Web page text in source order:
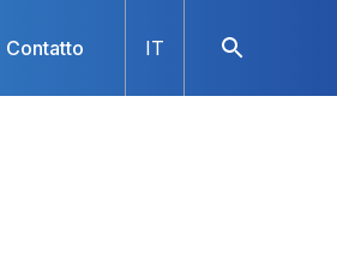
Contatto IT